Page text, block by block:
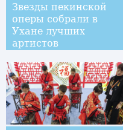
Звезды пекинской
оперы собрали в
Ухане лучших
артистов
музыкальной драмы
Китая